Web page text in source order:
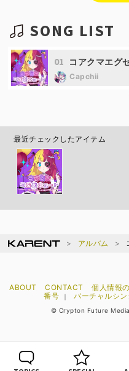
SONG LIST
01 コアクマエグゼ
Capchii
最近チェックしたアイテム
アルバム
ABOUT CONTACT 個人情報
番号
｜ バーチャルシ
© Crypton Future